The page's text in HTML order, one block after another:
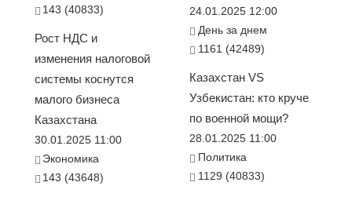
143 (40833)
Рост НДС и
изменения налоговой
системы коснутся
малого бизнеса
Казахстана
30.01.2025 11:00
Экономика
143 (43648)
24.01.2025 12:00
День за днем
1161 (42489)
Казахстан VS
Узбекистан: кто круче
по военной мощи?
28.01.2025 11:00
Политика
1129 (40833)